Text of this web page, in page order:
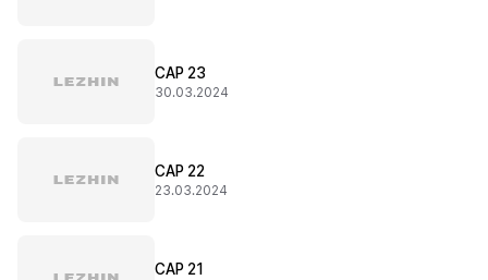
CAP 23
30.03.2024
CAP 22
23.03.2024
CAP 21